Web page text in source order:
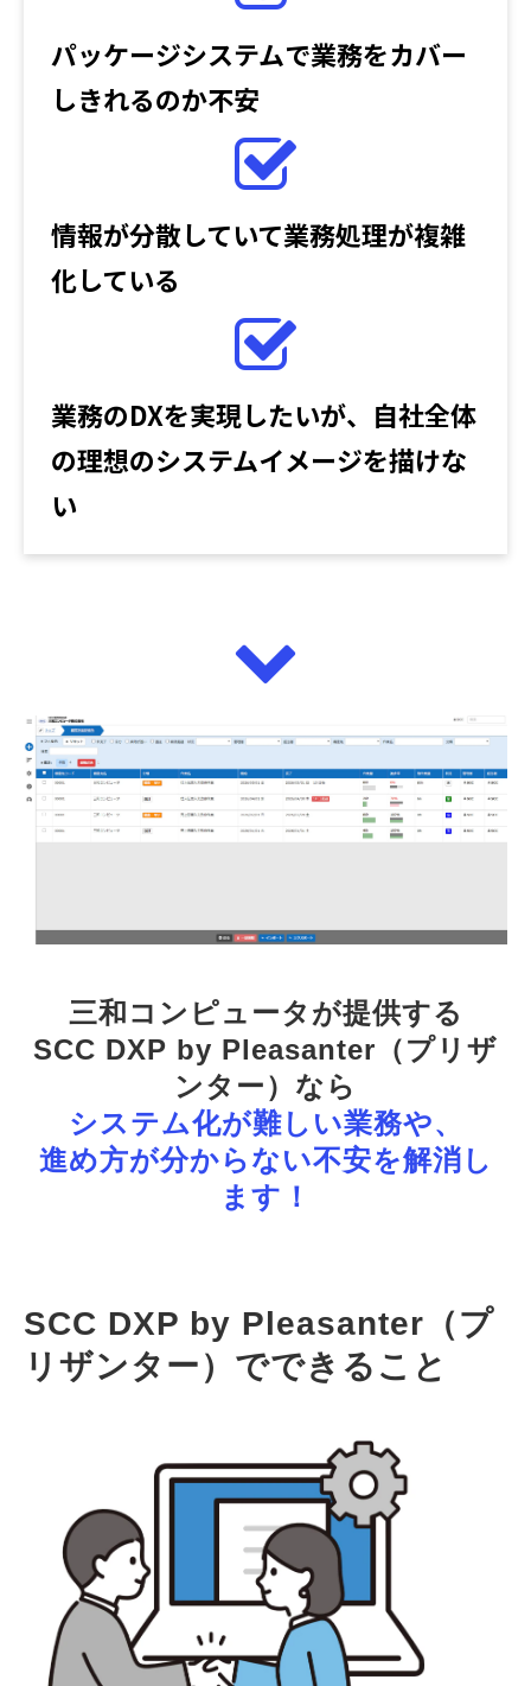
パッケージシステムで業務をカバー
しきれるのか不安
情報が分散していて業務処理が複雑
化している
業務のDXを実現したいが、自社全体
の理想のシステムイメージを描けな
い
三和コンピュータが提供する
SCC DXP by Pleasanter（プリザ
ンター）なら
システム化が難しい業務や、
進め方が分からない不安を解消し
ます！
SCC DXP by Pleasanter（プ
リザンター）でできること